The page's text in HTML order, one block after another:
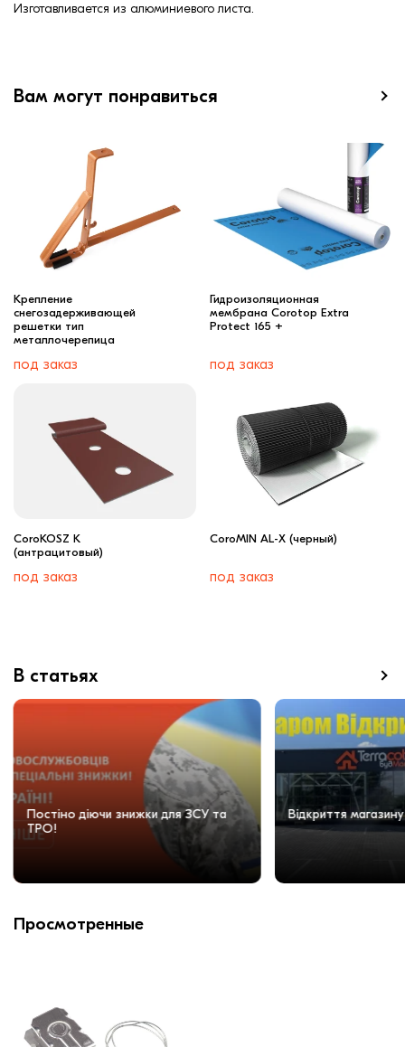
Изготавливается из алюминиевого листа.
Вам могут понравиться
Крепление
снегозадерживающей
решетки тип
металлочерепица
под заказ
Гидроизоляционная
мембрана Corotop Extra
Protect 165 +
под заказ
CoroKOSZ K
(антрацитовый)
под заказ
CoroMIN AL-X (черный)
под заказ
В статьях
Постіно діючи знижки для ЗСУ та
ТРО!
Відкриття магазину
Просмотренные